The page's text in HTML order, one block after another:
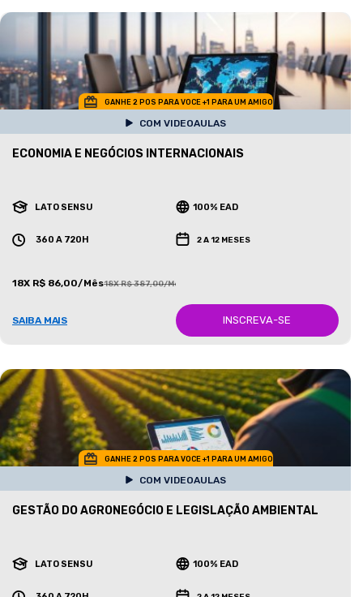
GANHE 2 POS PARA VOCE +1 PARA UM AMIGO
COM VIDEOAULAS
ECONOMIA E NEGÓCIOS INTERNACIONAIS
LATO SENSU 100% EAD
360 A 720H 2 A 12 MESES
18X R$ 86,00/Mês18X R$ 387,00/Mês
SAIBA MAIS INSCREVA-SE
GANHE 2 POS PARA VOCE +1 PARA UM AMIGO
COM VIDEOAULAS
GESTÃO DO AGRONEGÓCIO E LEGISLAÇÃO AMBIENTAL
LATO SENSU 100% EAD